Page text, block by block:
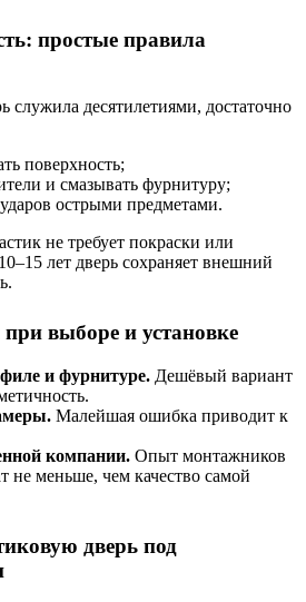
простые правила
служила десятилетиями, достаточно
поверхность;
и смазывать фурнитуру;
острыми предметами.
не требует покраски или
лет дверь сохраняет внешний
выборе и установке
и фурнитуре. Дешёвый вариант
Малейшая ошибка приводит к
компании. Опыт монтажников
не меньше, чем качество самой
дверь под